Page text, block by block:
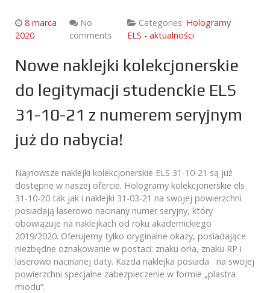
8 marca
2020
No
comments
Categories: Hologramy
ELS - aktualności
Nowe naklejki kolekcjonerskie
do legitymacji studenckie ELS
31-10-21 z numerem seryjnym
już do nabycia!
Najnowsze naklejki kolekcjonerskie ELS 31-10-21 są już
dostępne w naszej ofercie. Hologramy kolekcjonerskie els
31-10-20 tak jak i naklejki 31-03-21 na swojej powierzchni
posiadają laserowo nacinany numer seryjny, który
obowiązuje na naklejkach od roku akademickiego
2019/2020. Oferujemy tylko oryginalne okazy, posiadające
niezbędne oznakowanie w postaci: znaku orła, znaku RP i
laserowo nacinanej daty. Każda naklejka posiada na swojej
powierzchni specjalne zabezpieczenie w formie „plastra
miodu”.